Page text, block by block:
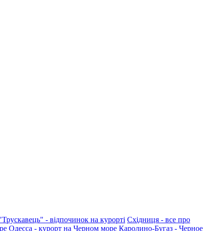
- відпочинок на курорті Східниця - все про
Одесса - курорт на Черном море Каролино-Бугаз - Черное